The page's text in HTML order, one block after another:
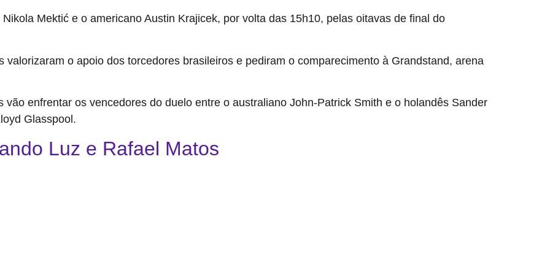
Mektić e o americano Austin Krajicek, por volta das 15h10, pelas oitavas de final do
valorizaram o apoio dos torcedores brasileiros e pediram o comparecimento à Grandstand, arena
enfrentar os vencedores do duelo entre o australiano John-Patrick Smith e o holandês Sander
Glasspool.
Luz e Rafael Matos